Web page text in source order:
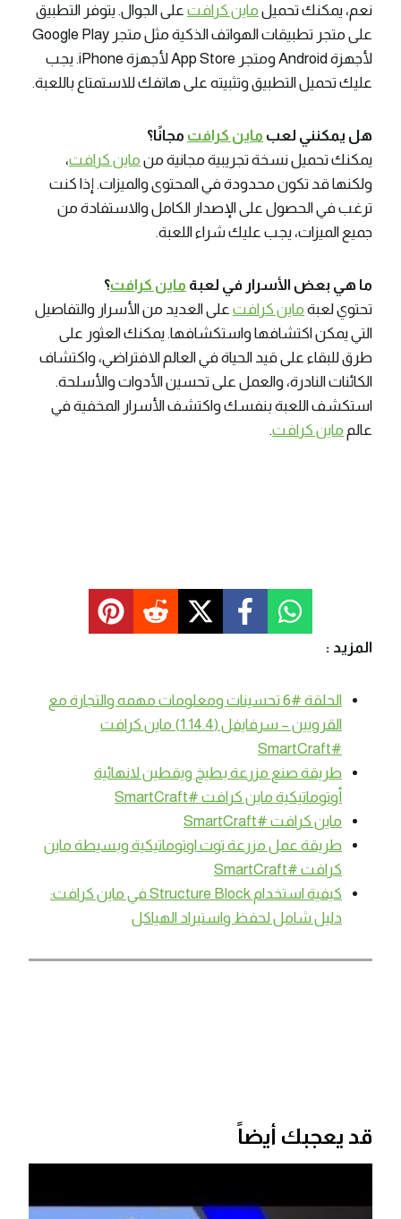
نعم، يمكنك تحميل ماين كرافت على الجوال. يتوفر التطبيق
على متجر تطبيقات الهواتف الذكية مثل متجر Google Play
لأجهزة Android ومتجر App Store لأجهزة iPhone. يجب
عليك تحميل التطبيق وتثبيته على هاتفك للاستمتاع باللعبة.
هل يمكنني لعب ماين كرافت مجانًا؟
يمكنك تحميل نسخة تجريبية مجانية من ماين كرافت،
ولكنها قد تكون محدودة في المحتوى والميزات. إذا كنت
ترغب في الحصول على الإصدار الكامل والاستفادة من
جميع الميزات، يجب عليك شراء اللعبة.
ما هي بعض الأسرار في لعبة ماين كرافت؟
تحتوي لعبة ماين كرافت على العديد من الأسرار والتفاصيل
التي يمكن اكتشافها واستكشافها. يمكنك العثور على
طرق للبقاء على قيد الحياة في العالم الافتراضي، واكتشاف
الكائنات النادرة، والعمل على تحسين الأدوات والأسلحة.
استكشف اللعبة بنفسك واكتشف الأسرار المخفية في
عالم ماين كرافت.
المزيد :
الحلقة #6 تحسينات ومعلومات مهمه والتجارة مع
القرويين – سرفايفل (1.14.4) ماين كرافت
#SmartCraft
طريقة صنع مزرعة بطيخ ويقطين لانهائية
أوتوماتيكية ماين كرافت #SmartCraft
ماين كرافت #SmartCraft
طريقة عمل مزرعة توت اوتوماتيكية وبسيطة ماين
كرافت #SmartCraft
كيفية استخدام Structure Block في ماين كرافت:
دليل شامل لحفظ واستيراد الهياكل
قد يعجبك أيضاً